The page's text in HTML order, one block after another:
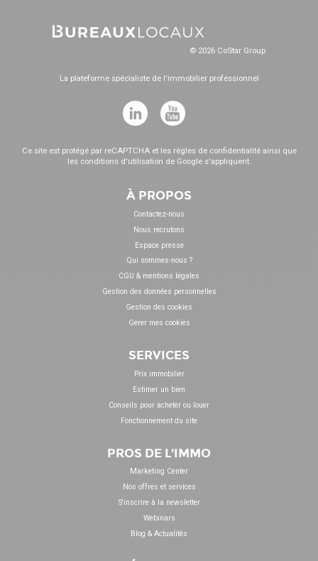
© 2026 CoStar Group
La plateforme spécialiste de l'immobilier professionnel
Ce site est protégé par reCAPTCHA et les règles de confidentialitéainsi que
les conditions d'utilisation de Google s'appliquent.
À PROPOS
Contactez-nous
Nous recrutons
Espace presse
Qui sommes-nous ?
CGU & mentions légales
Gestion des données personnelles
Gestion des cookies
Gérer mes cookies
SERVICES
Prix immobilier
Estimer un bien
Conseils pour acheter ou louer
Fonctionnement du site
PROS DE L'IMMO
Marketing Center
Nos offres et services
S'inscrire à la newsletter
Webinars
Blog & Actualités